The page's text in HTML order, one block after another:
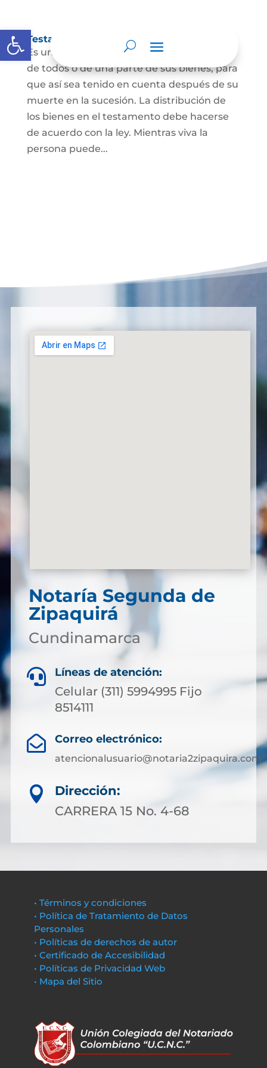
Abrir barra de herramientas
Testamento
Es un acto por el cual una persona dispone
de todos o de una parte de sus bienes, para
que así sea tenido en cuenta después de su
muerte en la sucesión. La distribución de
los bienes en el testamento debe hacerse
de acuerdo con la ley. Mientras viva la
persona puede...
Notaría Segunda de
Zipaquirá
Cundinamarca
 Líneas de atención:
Celular (311) 5994995 Fijo
8514111
 Correo electrónico:
atencionalusuario@notaria2zipaquira.com

Dirección:
CARRERA 15 No. 4-68
• Términos y condiciones
• Política de Tratamiento de Datos
Personales
• Políticas de derechos de autor
• Certificado de Accesibilidad
• Políticas de Privacidad Web
• Mapa del Sitio